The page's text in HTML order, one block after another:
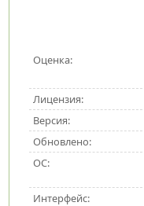
Оценка:
Лицензия:
Версия:
Обновлено:
ОС:
Интерфейс: